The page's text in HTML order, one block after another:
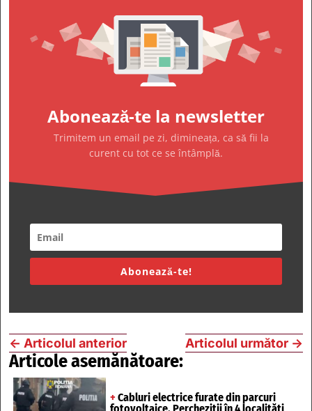
Abonează-te la newsletter
Trimitem un email pe zi, dimineața, ca să fii la
curent cu tot ce se întâmplă.
Abonează-te!
← Articolul anterior Articolul următor →
Articole asemănătoare:
+ Cabluri electrice furate din parcuri